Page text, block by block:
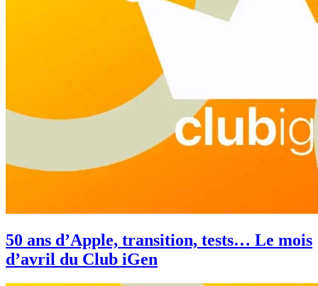
50 ans d’Apple, transition, tests… Le mois
d’avril du Club iGen